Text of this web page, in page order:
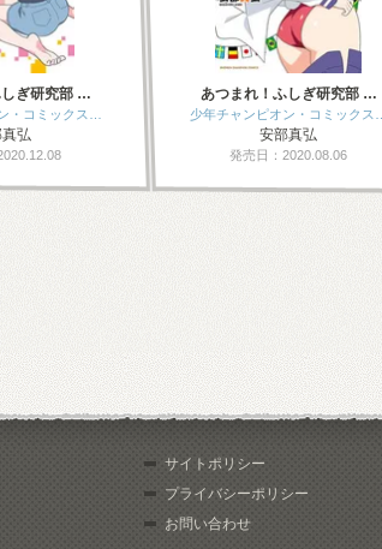
ぎ研究部 …
・コミックス…
弘
あつまれ！ふしぎ研究部 …
少年チャンピオン・コミックス…
安部真弘
発売日：2020.08.06
サイトポリシー
プライバシーポリシー
お問い合わせ